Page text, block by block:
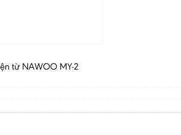
từ NAWOO MY-2